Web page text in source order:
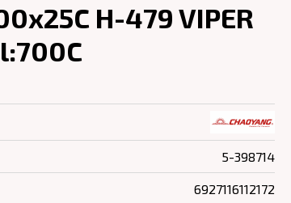
H-479 VIPER
5-398714
6927116112172